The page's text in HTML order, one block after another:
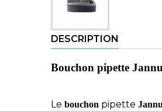
DESCRIPTION
Bouchon pipette
Le bouchon pipette Jannu